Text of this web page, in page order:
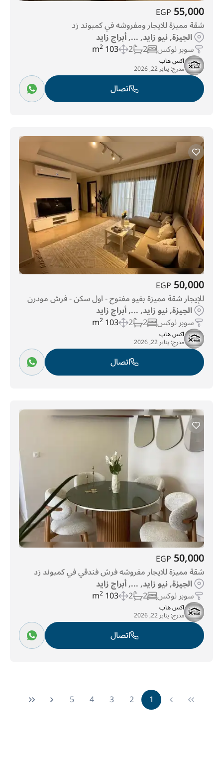
55,000
EGP
شقة مميزة للايجار ومفروشه في كمبوند زد
الجيزة, نيو زايد, ..., أبراج زايد
سوبر لوكس 2
2
103 m
2
اكس هاب
مدرج: يناير 22, 2026
اتصال
50,000
EGP
للإيجار شقة مميزة بفيو مفتوح - اول سكن - فرش مودرن
الجيزة, نيو زايد, ..., أبراج زايد
سوبر لوكس 2
2
103 m
2
اكس هاب
مدرج: يناير 22, 2026
اتصال
50,000
EGP
شقة مميزة للايجار مفروشه فرش فندقي في كمبوند زد
الجيزة, نيو زايد, ..., أبراج زايد
سوبر لوكس 2
2
103 m
2
اكس هاب
مدرج: يناير 22, 2026
اتصال
1
2
3
4
5